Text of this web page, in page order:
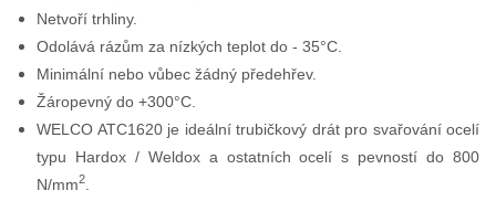
Netvoří trhliny.
Odolává rázům za nízkých teplot do - 35°C.
Minimální nebo vůbec žádný předehřev.
Žáropevný do +300°C.
WELCO ATC1620 je ideální trubičkový drát pro svařování ocelí
typu Hardox / Weldox a ostatních ocelí s pevností do 800
N/mm2